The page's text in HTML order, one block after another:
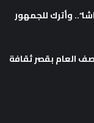
وأترك للجمهور
العام بقصر ثقافة